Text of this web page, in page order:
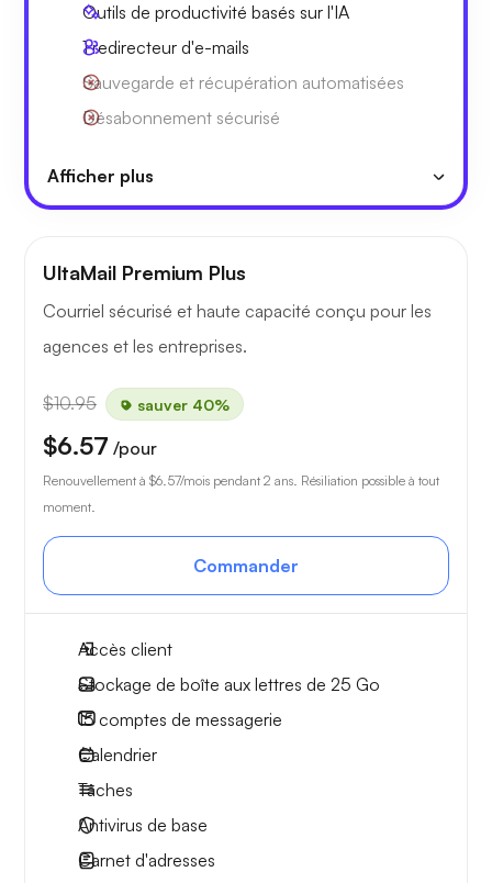
Outils de productivité basés sur l'IA
1 redirecteur d'e-mails
Sauvegarde et récupération automatisées
Désabonnement sécurisé
Afficher plus
UltaMail Premium Plus
Courriel sécurisé et haute capacité conçu pour les
agences et les entreprises.
$10.95 sauver 40%
$6.57 /pour
Renouvellement à $6.57/mois pendant 2 ans. Résiliation possible à tout
moment.
Commander
Accès client
Stockage de boîte aux lettres de 25 Go
15 comptes de messagerie
Calendrier
Tâches
Antivirus de base
Carnet d'adresses